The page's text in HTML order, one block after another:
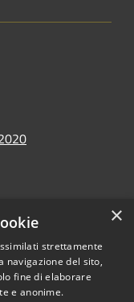
© 2026 • Comune di
×
strettamente
navigazione del sito,
fine di elaborare
e anonime.